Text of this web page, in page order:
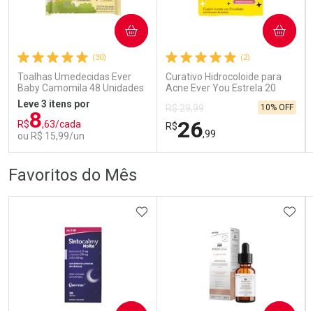
Comprar sem Desconto
Por R$ 167,99/cada
Comprar sem Desconto
Por R$ 167,99/cada
Comprar sem Desconto
Por R$ 136,99/cada
Comprar sem Desconto
Por R$ 136,99/cada
(30)
Toalhas Umedecidas Ever
Baby Camomila 48 Unidades
Leve 3 itens por
R$8,63/cada
ou R$ 15,99/un
COMPRAR
(2)
Curativo Hidrocoloide para
Acne Ever You Estrela 20
R$ 29,99
R$26,99
10% OFF
COMPRAR
Favoritos do Mês
ADICIONAR AOS FAVORITOS